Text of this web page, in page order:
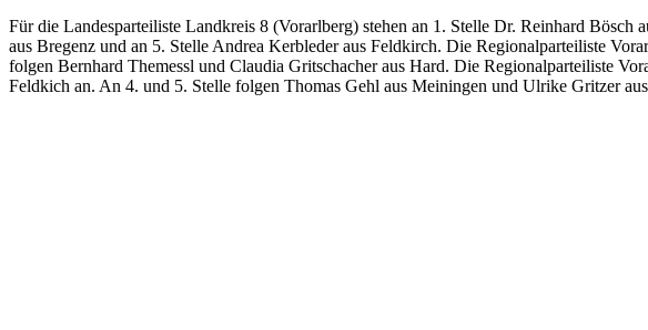
Für die Landesparteiliste Landkreis 8 (Vorarlberg) stehen an 1. Stelle Dr. Reinhard
aus Bregenz und an 5. Stelle Andrea Kerbleder aus Feldkirch. Die Regionalparteiliste
folgen Bernhard Themessl und Claudia Gritschacher aus Hard. Die Regionalparteiliste
Feldkich an. An 4. und 5. Stelle folgen Thomas Gehl aus Meiningen und Ulrike Gritzer